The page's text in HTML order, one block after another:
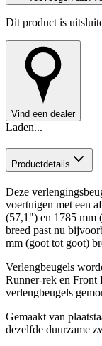
Dit product is
Vind een dealer
Laden...
Productdetails
Deze
voertuigen met een
(57,1") en 1785 mm
breed past nu
mm (goot tot goot)
Verlengbeugels
Runner-rek en Front
verlengbeugels
Gemaakt van
dezelfde duurzame